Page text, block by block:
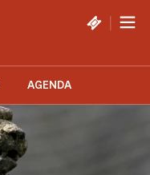
|
AGENDA